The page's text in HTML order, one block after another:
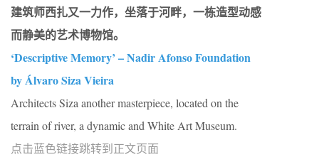
建筑师西扎又一力作，坐落于河畔，一栋造型动感
而静美的艺术博物馆。
‘Descriptive Memory’ – Nadir Afonso Foundation
by Álvaro Siza Vieira
Architects Siza another masterpiece, located on the
terrain of river, a dynamic and White Art Museum.
点击蓝色链接跳转到正文页面